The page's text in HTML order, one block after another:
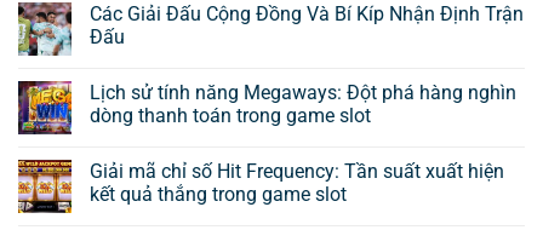
Các Giải Đấu Cộng Đồng Và Bí Kíp Nhận Định Trận
Đấu
Lịch sử tính năng Megaways: Đột phá hàng nghìn
dòng thanh toán trong game slot
Giải mã chỉ số Hit Frequency: Tần suất xuất hiện
kết quả thắng trong game slot